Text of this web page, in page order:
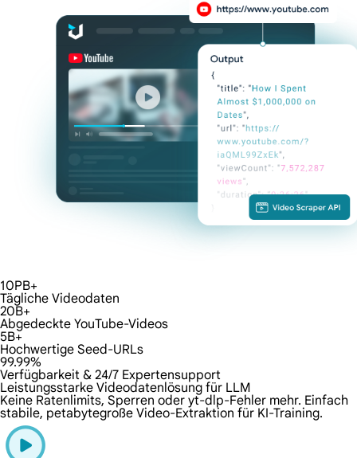
10PB+
Tägliche Videodaten
20B+
Abgedeckte YouTube-Videos
5B+
Hochwertige Seed-URLs
99.99%
Verfügbarkeit & 24/7 Expertensupport
Leistungsstarke Videodatenlösung für LLM
Keine Ratenlimits, Sperren oder yt-dlp-Fehler mehr. Einfach
stabile, petabytegroße Video-Extraktion für KI-Training.